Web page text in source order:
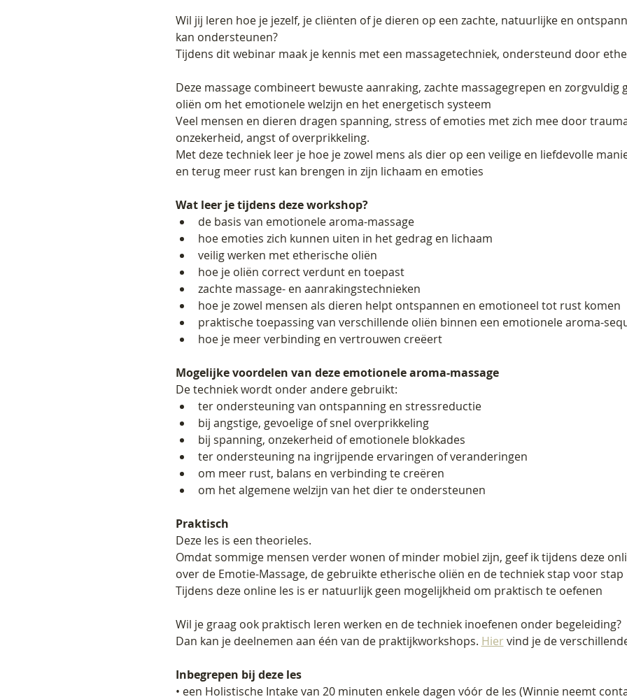
Wil jij leren hoe je jezelf, je cliënten of je dieren op een zachte, natuurlijke en
kan ondersteunen?
Tijdens dit webinar maak je kennis met een massagetechniek, ondersteund door
Deze massage combineert bewuste aanraking, zachte massagegrepen en zorgvuldig
oliën om het emotionele welzijn en het energetisch systeem
Veel mensen en dieren dragen spanning, stress of emoties met zich mee door
onzekerheid, angst of overprikkeling.
Met deze techniek leer je hoe je zowel mens als dier op een veilige en liefdevolle
en terug meer rust kan brengen in zijn lichaam en emoties
Wat leer je tijdens deze workshop?
de basis van emotionele aroma-massage
hoe emoties zich kunnen uiten in het gedrag en lichaam
veilig werken met etherische oliën
hoe je oliën correct verdunt en toepast
zachte massage- en aanrakingstechnieken
hoe je zowel mensen als dieren helpt ontspannen en emotioneel tot rust komen
praktische toepassing van verschillende oliën binnen een emotionele aroma-
hoe je meer verbinding en vertrouwen creëert
Mogelijke voordelen van deze emotionele aroma-massage
De techniek wordt onder andere gebruikt:
ter ondersteuning van ontspanning en stressreductie
bij angstige, gevoelige of snel overprikkeling
bij spanning, onzekerheid of emotionele blokkades
ter ondersteuning na ingrijpende ervaringen of veranderingen
om meer rust, balans en verbinding te creëren
om het algemene welzijn van het dier te ondersteunen
Praktisch
Deze les is een theorieles.
Omdat sommige mensen verder wonen of minder mobiel zijn, geef ik tijdens deze
over de Emotie-Massage, de gebruikte etherische oliën en de techniek stap voor stap
Tijdens deze online les is er natuurlijk geen mogelijkheid om praktisch te oefenen
Wil je graag ook praktisch leren werken en de techniek inoefenen onder begeleiding?
Dan kan je deelnemen aan één van de praktijkworkshops. Hier vind je de
Inbegrepen bij deze les
• een Holistische Intake van 20 minuten enkele dagen vóór de les (Winnie neemt